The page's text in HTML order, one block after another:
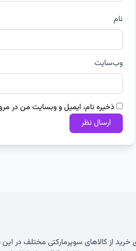
نام
وب‌سایت
ذخیره نام، ایمیل و وبسایت من در
خرید از کالاهای سوپرمارکتی مختلف در